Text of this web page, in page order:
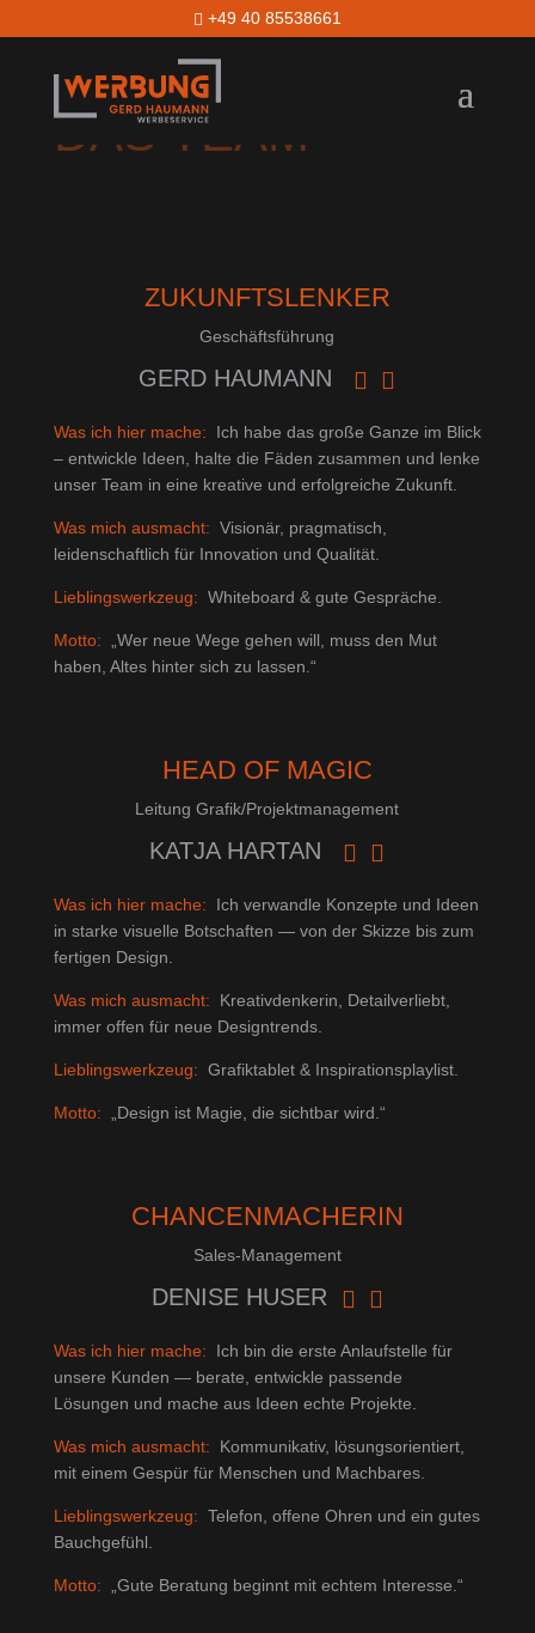
 +49 40 85538661
DAS TEAM
ZUKUNFTSLENKER
Geschäftsführung
GERD HAUMANN  
Was ich hier mache:
Ich habe das große Ganze im Blick
– entwickle Ideen, halte die Fäden zusammen und lenke
unser Team in eine kreative und erfolgreiche Zukunft.
Was mich ausmacht: Visionär, pragmatisch,
leidenschaftlich für Innovation und Qualität.
Lieblingswerkzeug: Whiteboard & gute Gespräche.
Motto:
„Wer neue Wege gehen will, muss den Mut
haben, Altes hinter sich zu lassen.“
HEAD OF MAGIC
Leitung Grafik/Projektmanagement
KATJA HARTAN  
Was ich hier mache:
Ich verwandle Konzepte und Ideen
in starke visuelle Botschaften — von der Skizze bis zum
fertigen Design.
Was mich ausmacht:
Kreativdenkerin, Detailverliebt,
immer offen für neue Designtrends.
Lieblingswerkzeug: Grafiktablet & Inspirationsplaylist.
Motto: „Design ist Magie, die sichtbar wird.“
CHANCENMACHERIN
Sales-Management
DENISE HUSER  
Was ich hier mache:
Ich bin die erste Anlaufstelle für
unsere Kunden — berate, entwickle passende
Lösungen und mache aus Ideen echte Projekte.
Was mich ausmacht:
Kommunikativ, lösungsorientiert,
mit einem Gespür für Menschen und Machbares.
Lieblingswerkzeug: Telefon, offene Ohren und ein gutes
Bauchgefühl.
Motto: „Gute Beratung beginnt mit echtem Interesse.“